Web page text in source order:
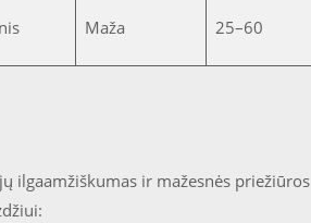
Maža 25–60
ilgaamžiškumas ir mažesnės priežiūros